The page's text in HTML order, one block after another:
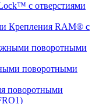
с отверстиями
Крепления RAM® с
поворотными